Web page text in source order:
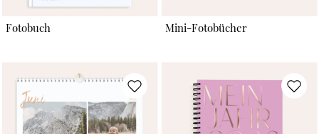
Fotobuch Mini-Fotobücher